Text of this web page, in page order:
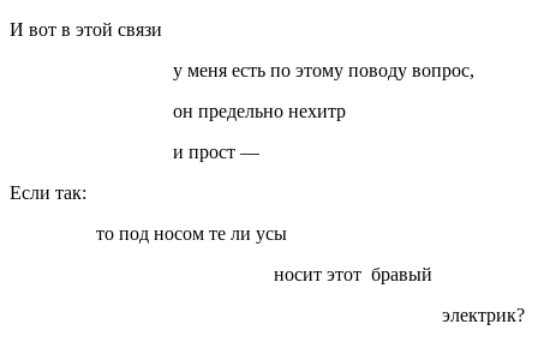
И вот в этой связи
у меня есть по этому поводу вопрос,
он предельно нехитр
и прост —
Если так:
то под носом те ли усы
носит этот бравый
электрик?